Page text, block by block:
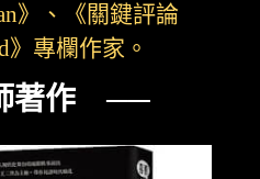
》、《關鍵評論
專欄作家。
著作 ──